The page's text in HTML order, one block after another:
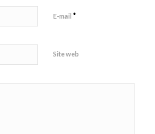
E-mail *
Site web